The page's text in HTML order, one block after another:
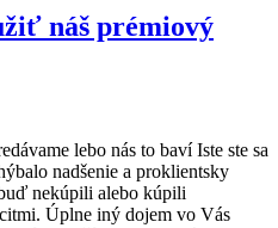
náš prémiový
lebo nás to baví Iste ste sa
nadšenie a proklientsky
nekúpili alebo kúpili
Úplne iný dojem vo Vás